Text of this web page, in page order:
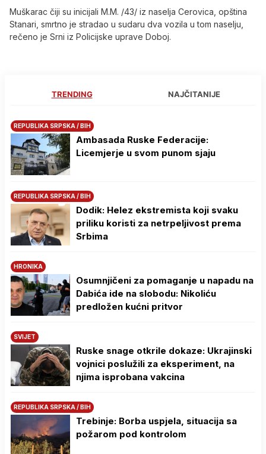
Muškarac čiji su inicijali M.M. /43/ iz naselja Cerovica, opština
Stanari, smrtno je stradao u sudaru dva vozila u tom naselju,
rečeno je Srni iz Policijske uprave Doboj.
TRENDING NAJČITANIJE
REPUBLIKA SRPSKA / BIH
Ambasada Ruske Federacije:
Licemjerje u svom punom sjaju
REPUBLIKA SRPSKA / BIH
Dodik: Helez ekstremista koji svaku
priliku koristi za netrpeljivost prema
Srbima
HRONIKA
Osumnjičeni za pomaganje u napadu na
Dabića ide na slobodu: Nikoliću
predložen kućni pritvor
SVIJET
Ruske snage otkrile dokaze: Ukrajinski
vojnici poslužili za eksperiment, na
njima isprobana vakcina
REPUBLIKA SRPSKA / BIH
Trebinje: Borba uspjela, situacija sa
požarom pod kontrolom